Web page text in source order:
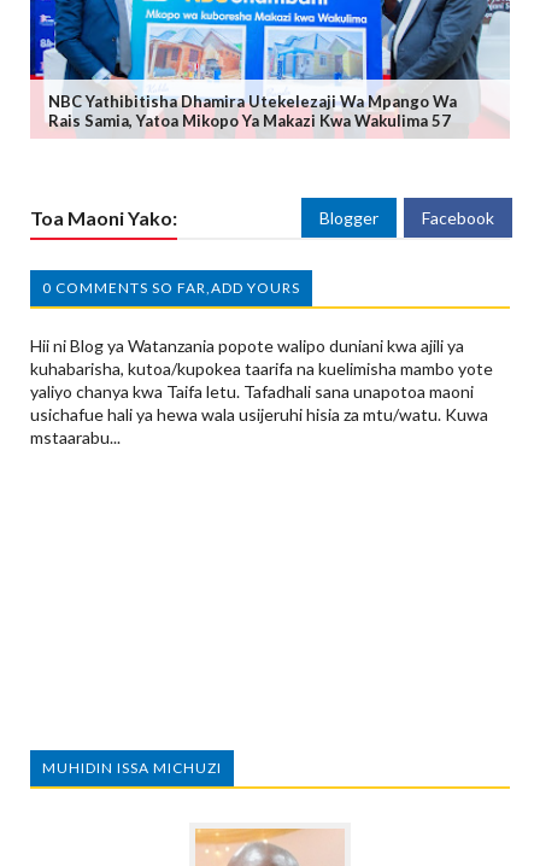
NBC Yathibitisha Dhamira Utekelezaji Wa Mpango Wa
Rais Samia, Yatoa Mikopo Ya Makazi Kwa Wakulima 57
Toa Maoni Yako: Blogger Facebook
0 COMMENTS SO FAR,ADD YOURS
Hii ni Blog ya Watanzania popote walipo duniani kwa ajili ya
kuhabarisha, kutoa/kupokea taarifa na kuelimisha mambo yote
yaliyo chanya kwa Taifa letu. Tafadhali sana unapotoa maoni
usichafue hali ya hewa wala usijeruhi hisia za mtu/watu. Kuwa
mstaarabu...
MUHIDIN ISSA MICHUZI